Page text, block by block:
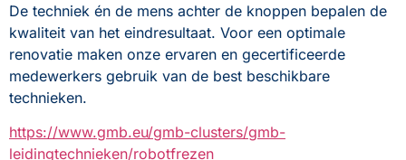
De techniek én de mens achter de knoppen bepalen de
kwaliteit van het eindresultaat. Voor een optimale
renovatie maken onze ervaren en gecertificeerde
medewerkers gebruik van de best beschikbare
technieken.
https://www.gmb.eu/gmb-clusters/gmb-
leidingtechnieken/robotfrezen